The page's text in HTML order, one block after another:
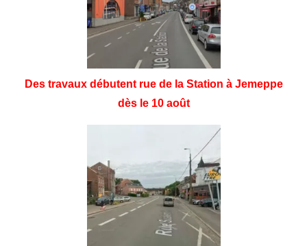
Des travaux débutent rue de la Station à Jemeppe
dès le 10 août